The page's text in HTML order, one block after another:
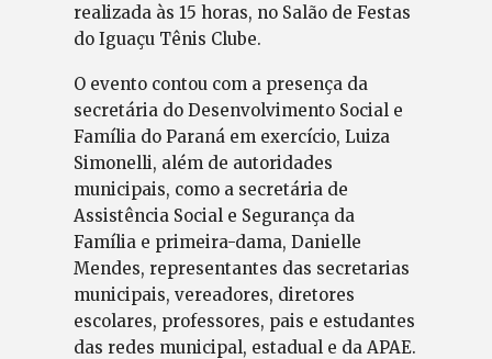
realizada às 15 horas, no Salão de Festas
do Iguaçu Tênis Clube.
O evento contou com a presença da
secretária do Desenvolvimento Social e
Família do Paraná em exercício, Luiza
Simonelli, além de autoridades
municipais, como a secretária de
Assistência Social e Segurança da
Família e primeira-dama, Danielle
Mendes, representantes das secretarias
municipais, vereadores, diretores
escolares, professores, pais e estudantes
das redes municipal, estadual e da APAE.